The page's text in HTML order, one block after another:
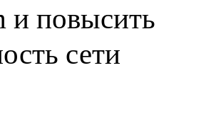
и повысить
сети